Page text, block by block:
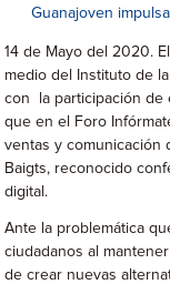
Guanajoven
14 de Mayo del 2020.
medio del Instituto de
con la participación de
que en el Foro
ventas y comunicación
Baigts, reconocido
digital.
Ante la problemática
ciudadanos al
de crear nuevas